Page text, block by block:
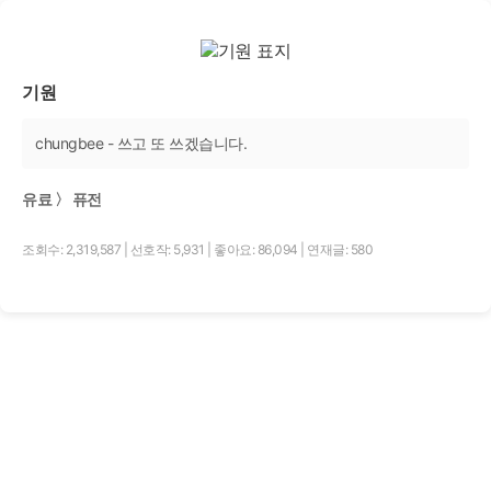
기원
chungbee - 쓰고 또 쓰겠습니다.
유료 〉 퓨전
조회수: 2,319,587 선호작: 5,931 좋아요: 86,094 연재글: 580